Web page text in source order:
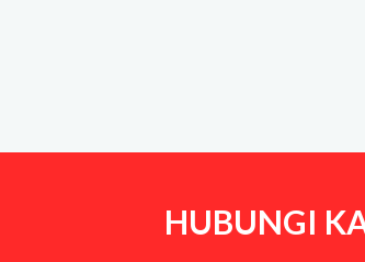
HUBUNGI